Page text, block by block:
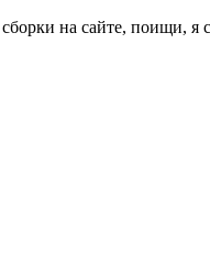
на сайте, поищи,